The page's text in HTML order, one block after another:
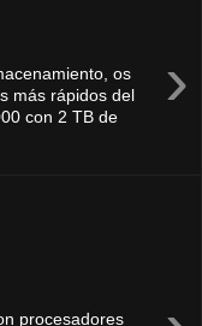
›
os
más rápidos del
con 2 TB de
procesadores